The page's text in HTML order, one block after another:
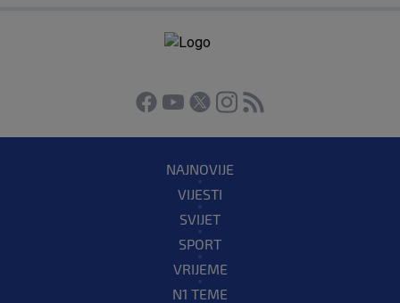
NAJNOVIJE
VIJESTI
SVIJET
SPORT
VRIJEME
N1 TEME